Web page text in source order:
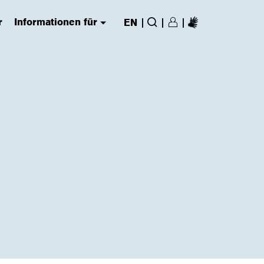
Informationen für
(has submenu) EN | Suche
| Login/Register
|